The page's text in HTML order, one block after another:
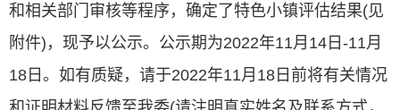
和相关部门审核等程序，确定了特色小镇评估结果(见
附件)，现予以公示。公示期为2022年11月14日-11月
18日。如有质疑，请于2022年11月18日前将有关情况